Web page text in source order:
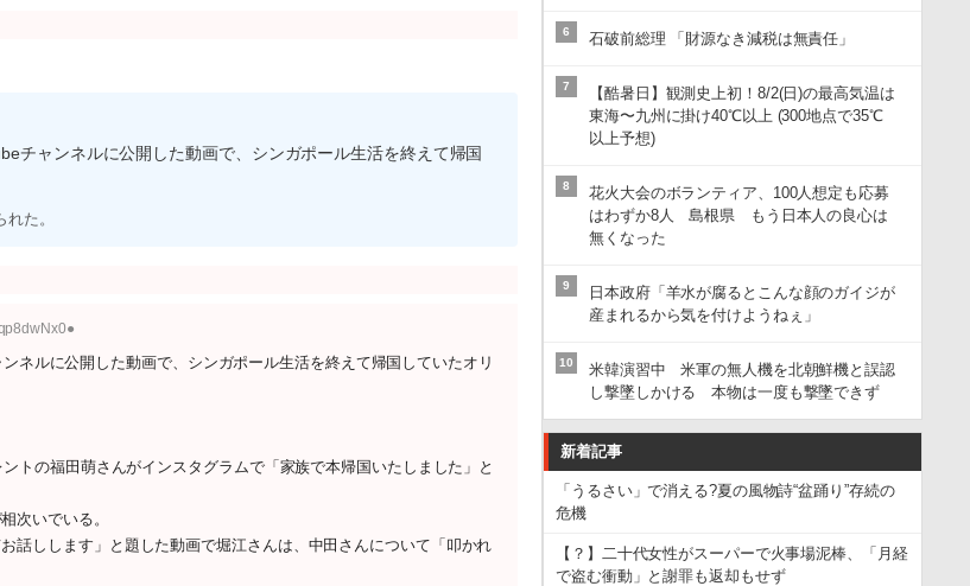
チャンネルに公開した動画で、シンガポール生活を終えて帰国
た。
ネルに公開した動画で、シンガポール生活を終えて帰国していたオリ
トの福田萌さんがインスタグラムで「家族で本帰国いたしました」と
次いでいる。
しします」と題した動画で堀江さんは、中田さんについて「叩かれ
6 石破前総理 「財源なき減税は無責任」
7
【酷暑日】観測史上初！8/2(日)の最高気温は
東海〜九州に掛け40℃以上 (300地点で35℃
以上予想)
8
花火大会のボランティア、100人想定も応募
はわずか8人 島根県 もう日本人の良心は
無くなった
9
日本政府「羊水が腐るとこんな顔のガイジが
産まれるから気を付けようねぇ」
10
米韓演習中 米軍の無人機を北朝鮮機と誤認
し撃墜しかける 本物は一度も撃墜できず
新着記事
「うるさい」で消える?夏の風物詩“盆踊り”存続の
危機
【？】二十代女性がスーパーで火事場泥棒、「月経
で盗む衝動」と謝罪も返却もせず